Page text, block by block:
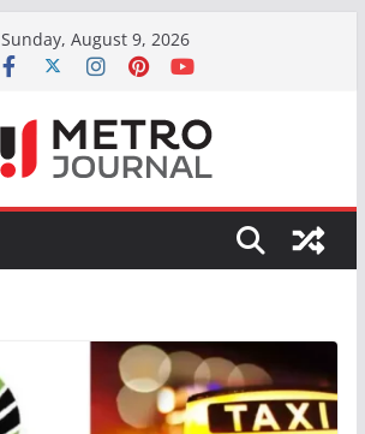
Sunday, August 9, 2026